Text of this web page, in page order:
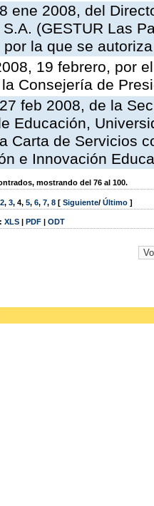
ene 2008, del
(GESTUR Las
la que se
19 febrero, por
Consejería de
feb 2008, de la
Educación,
Carta de Servicios
e Innovación
mostrando del 76 al 100.
2, 3, 4, 5, 6, 7, 8 [ Siguiente/ Último ]
XLS | PDF | ODT